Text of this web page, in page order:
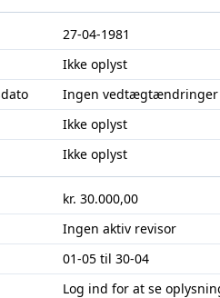
27-04-1981
Ikke oplyst
Ingen vedtægtændringer
Ikke oplyst
Ikke oplyst
kr. 30.000,00
Ingen aktiv revisor
01-05 til 30-04
Log ind for at se